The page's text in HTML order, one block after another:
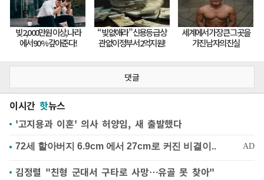
댓글
이시간 핫뉴스
'고지용과 이혼' 의사 허양임, 새 출발했다
김정렬 "친형 군대서 구타로 사망…유골 못 찾아"